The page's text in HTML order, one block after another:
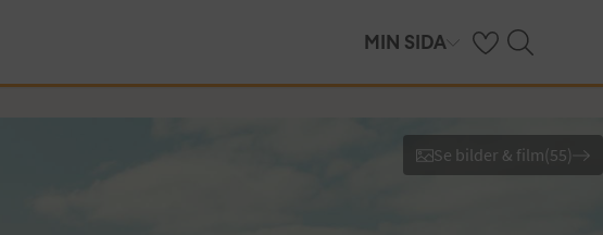
MIN SIDA Se dina sparade
Sök på ving.se
Se bilder & film(55)